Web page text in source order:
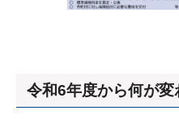
令和6年度から何が変